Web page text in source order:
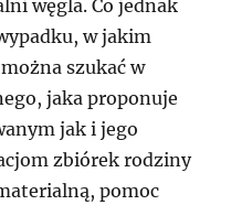
węgla. Co jednak
w jakim
szukać w
jaka proponuje
jak i jego
zbiórek rodziny
pomoc